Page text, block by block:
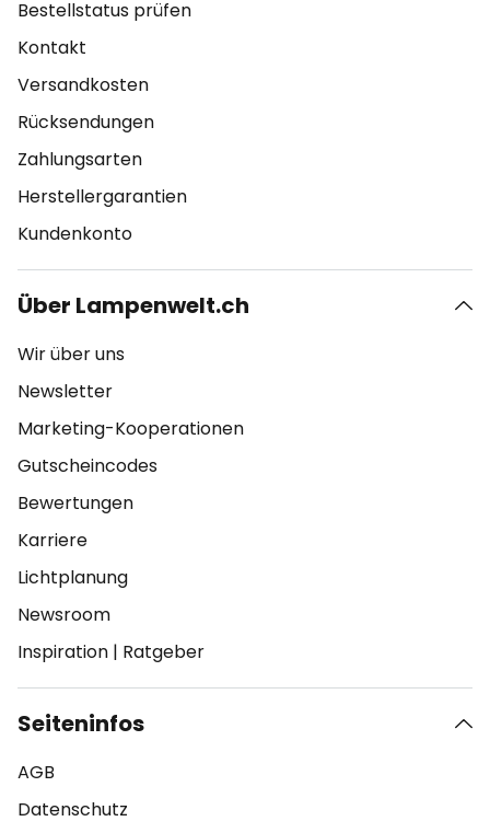
Bestellstatus prüfen
Kontakt
Versandkosten
Rücksendungen
Zahlungsarten
Herstellergarantien
Kundenkonto
Über Lampenwelt.ch
Wir über uns
Newsletter
Marketing-Kooperationen
Gutscheincodes
Bewertungen
Karriere
Lichtplanung
Newsroom
Inspiration | Ratgeber
Seiteninfos
AGB
Datenschutz